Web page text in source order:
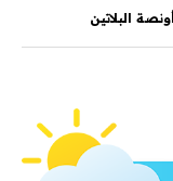
أونصة البلاتين